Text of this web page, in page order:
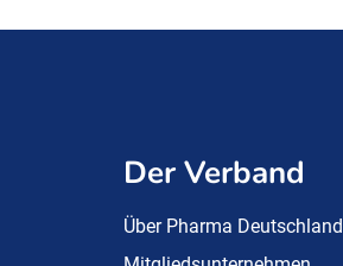
Der Verband
Über Pharma Deutschland